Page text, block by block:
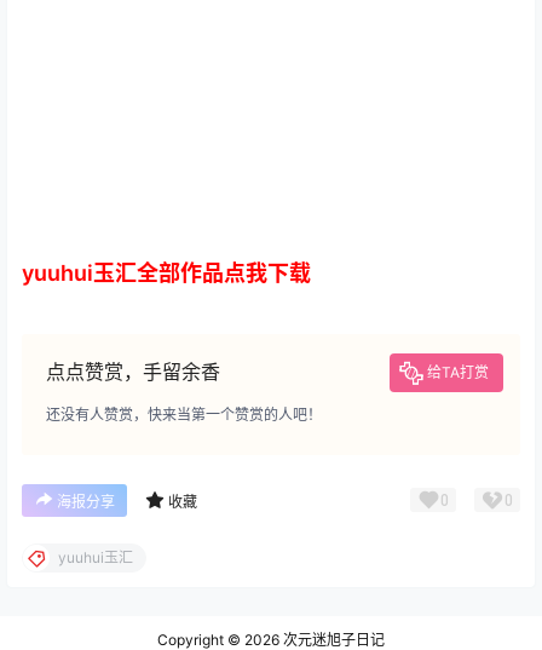
yuuhui玉汇全部作品点我下载
点点赞赏，手留余香 给TA打赏
还没有人赞赏，快来当第一个赞赏的人吧！
海报分享 收藏 0 0
yuuhui玉汇
Copyright © 2026 次元迷旭子日记